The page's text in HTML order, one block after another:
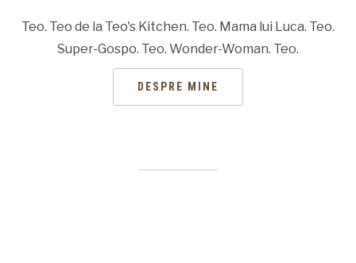
Teo. Teo de la Teo's Kitchen. Teo. Mama lui Luca. Teo.
Super-Gospo. Teo. Wonder-Woman. Teo.
DESPRE MINE